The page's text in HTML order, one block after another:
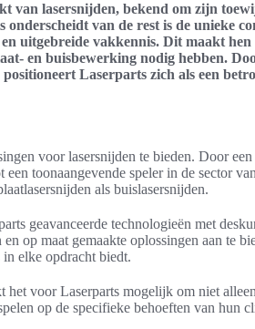
van lasersnijden, bekend om zijn
van de rest is de unieke
uitgebreide vakkennis. Dit maakt
en buisbewerking nodig hebben.
Laserparts zich als een
voor lasersnijden te bieden. Door
toonaangevende speler in de sector
als buislasersnijden.
geavanceerde technologieën met
op maat gemaakte oplossingen aan te
elke opdracht biedt.
voor Laserparts mogelijk om niet
op de specifieke behoeften van hun